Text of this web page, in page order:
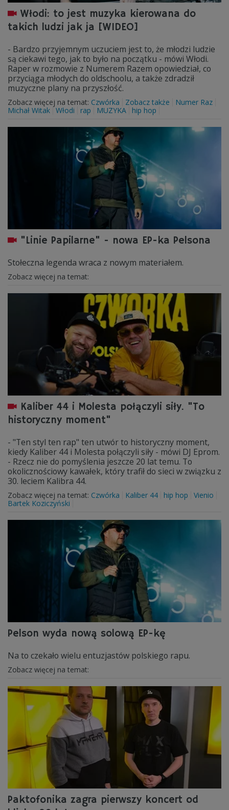
Włodi: to jest muzyka kierowana do
takich ludzi jak ja [WIDEO]
- Bardzo przyjemnym uczuciem jest to, że młodzi ludzie
są ciekawi tego, jak to było na początku - mówi Włodi.
Raper w rozmowie z Numerem Razem opowiedział, co
przyciąga młodych do oldschoolu, a także zdradził
muzyczne plany na przyszłość.
Zobacz więcej na temat: Czwórka Zobacz także
Numer Raz
Michał Witak Włodi rap MUZYKA hip hop
"Linie Papilarne" - nowa EP-ka Pelsona
Stołeczna legenda wraca z nowym materiałem.
Zobacz więcej na temat:
Kaliber 44 i Molesta połączyli siły. "To
historyczny moment"
- "Ten styl ten rap" ten utwór to historyczny moment,
kiedy Kaliber 44 i Molesta połączyli siły - mówi DJ Eprom.
- Rzecz nie do pomyślenia jeszcze 20 lat temu. To
okolicznościowy kawałek, który trafił do sieci w związku z
30. leciem Kalibra 44.
Zobacz więcej na temat: Czwórka Kaliber 44 hip hop
Vienio
Bartek Koziczyński
Pelson wyda nową solową EP-kę
Na to czekało wielu entuzjastów polskiego rapu.
Zobacz więcej na temat:
Paktofonika zagra pierwszy koncert od